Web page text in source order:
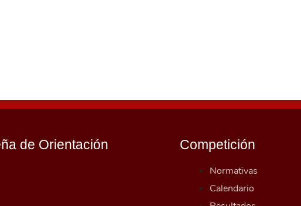
de Orientación Competición
Normativas
Calendario